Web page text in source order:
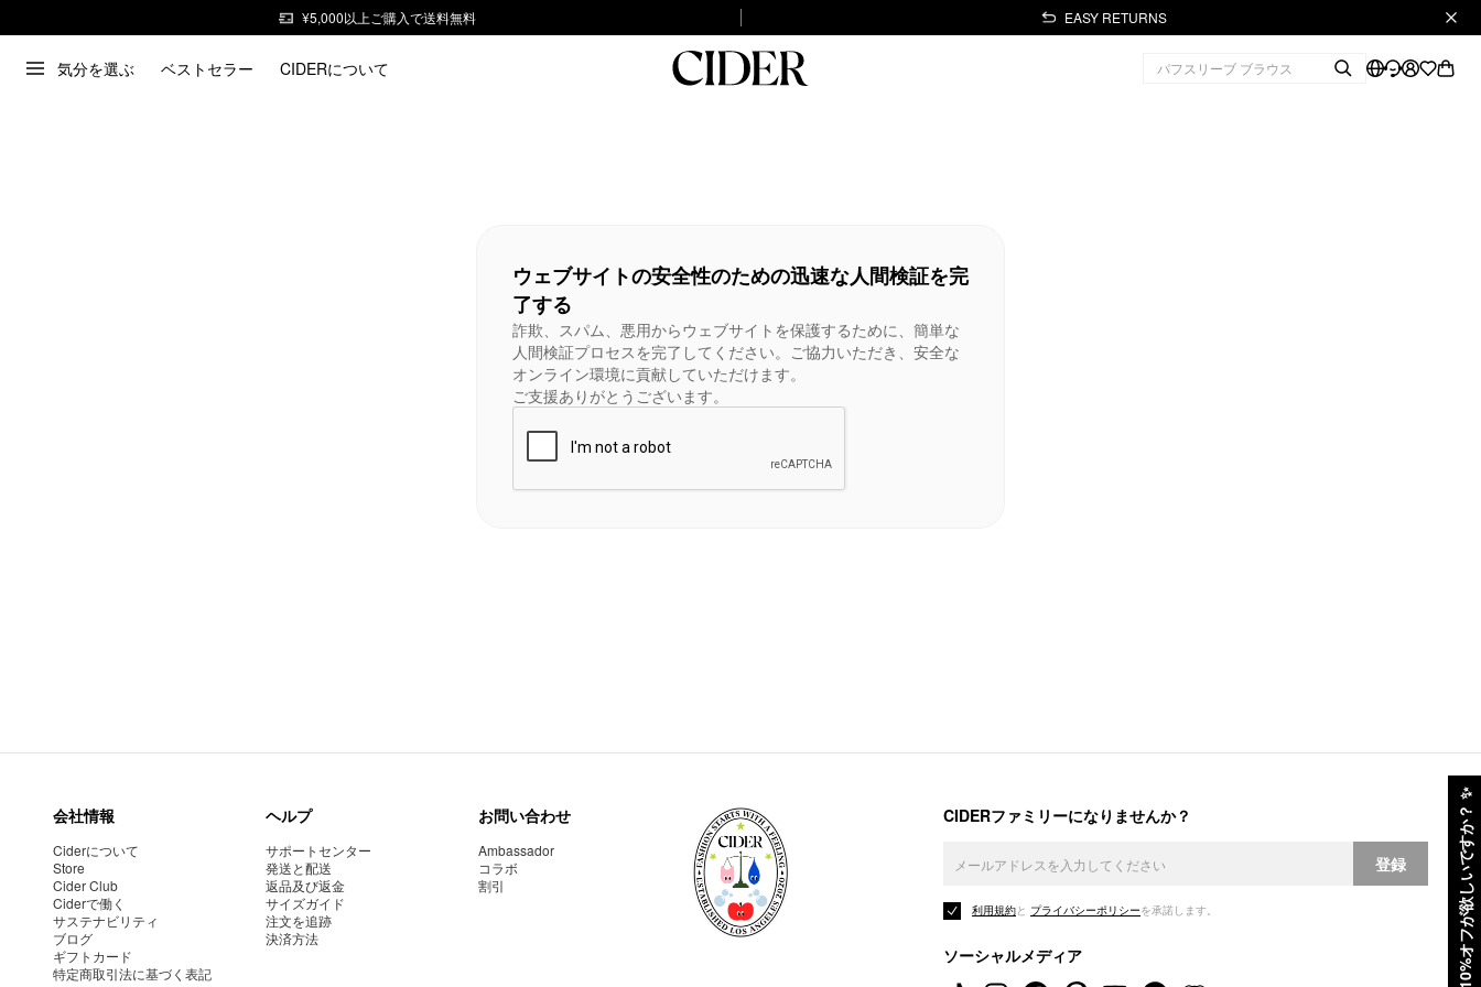
¥5,000以上ご購入で送料無料 EASY RETURNS
気分を選ぶ ベストセラー CIDERについて
10%オフが欲しいですか？
✨
ウェブサイトの安全性のための迅速な人間検証を完
了する
詐欺、スパム、悪用からウェブサイトを保護するために、簡単な
人間検証プロセスを完了してください。ご協力いただき、安全な
オンライン環境に貢献していただけます。
ご支援ありがとうございます。
会社情報
Ciderについて
Store
Cider Club
Ciderで働く
サステナビリティ
ブログ
ギフトカード
特定商取引法に基づく表記
ヘルプ
サポートセンター
発送と配送
返品及び返金
サイズガイド
注文を追跡
決済方法
お問い合わせ
Ambassador
コラボ
割引
CIDERファミリーになりませんか？
登録
利用規約と プライバシーポリシーを承諾します。
ソーシャルメディア